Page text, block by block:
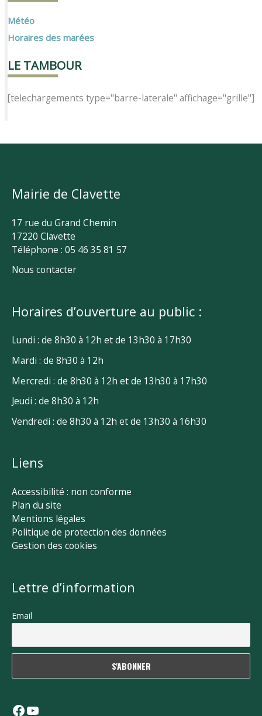
Météo
Horaires des marées
LE TAMBOUR
[telechargements type="barre-laterale" affichage="grille"]
Mairie de Clavette
17 rue du Grand Chemin
17220 Clavette
Téléphone : 05 46 35 81 57
Nous contacter
Horaires d’ouverture au public :
Lundi : de 8h30 à 12h et de 13h30 à 17h30
Mardi : de 8h30 à 12h
Mercredi : de 8h30 à 12h et de 13h30 à 17h30
Jeudi : de 8h30 à 12h
Vendredi : de 8h30 à 12h et de 13h30 à 16h30
Liens
Accessibilité : non conforme
Plan du site
Mentions légales
Politique de protection des données
Gestion des cookies
Lettre d’information
Email
Facebook
YouTube